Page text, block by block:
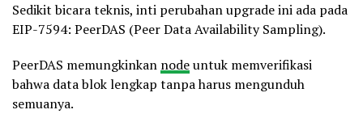
Sedikit bicara teknis, inti perubahan upgrade ini ada pada
EIP-7594: PeerDAS (Peer Data Availability Sampling).
PeerDAS memungkinkan nodeuntuk memverifikasi
bahwa data blok lengkap tanpa harus mengunduh
semuanya.